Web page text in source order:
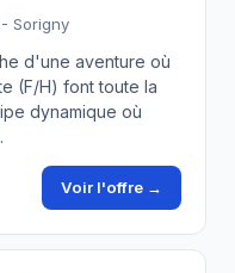
- Sorigny
d'une aventure où
(F/H) font toute la
dynamique où
Voir l'offre →